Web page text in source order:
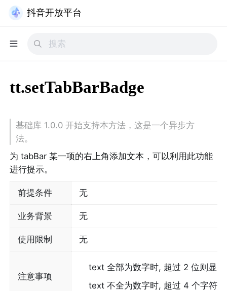
抖音开放平台
tt.setTabBarBadge
基础库 1.0.0 开始支持本方法，这是一个异步方
法。
为 tabBar 某一项的右上角添加文本，可以利用此功能
进行提示。
前提条件 无
业务背景 无
使用限制 无
注意事项
text 全部为数字时, 超过 2 位则显
text 不全为数字时, 超过 4 个字符